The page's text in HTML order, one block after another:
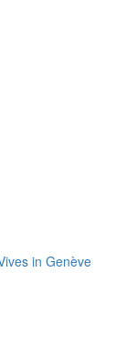
in Genève